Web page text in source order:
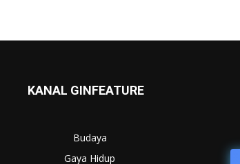
KANAL GINFEATURE
Budaya
Gaya Hidup